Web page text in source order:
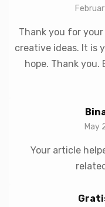
Thank you for
creative ideas. It is
hope. Thank you.
May
Your article